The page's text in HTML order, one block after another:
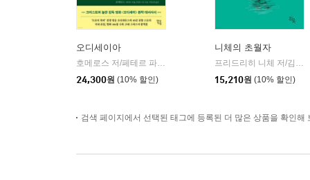
오디세이아
호메로스 저/페테르 파울 루벤스 그림/박문재 역 |
현대지성
24,300원 (10% 할인)
니체의 초월자
프리드리히 니체 저/김철 편역
15,210원 (10% 할인)
검색 페이지에서 선택된 태그에 등록된 더 많은 상품을 확인해